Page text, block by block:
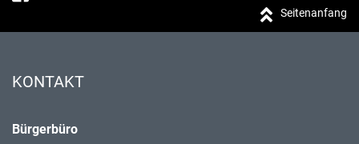
Seitenanfang
KONTAKT
Bürgerbüro